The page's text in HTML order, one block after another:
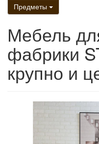
Предметы
Мебель
фабрики
крупно и